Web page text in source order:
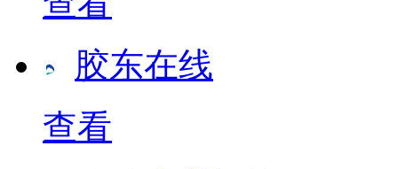
胶东在线
查看